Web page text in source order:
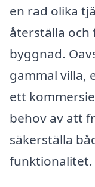
en rad olika
återställa och
byggnad.
gammal villa,
ett
behov av att
säkerställa
funktionalitet.